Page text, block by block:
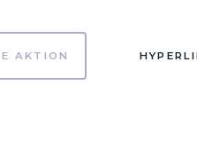
AKTION